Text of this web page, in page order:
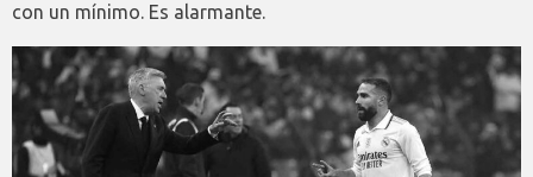
con un mínimo. Es alarmante.